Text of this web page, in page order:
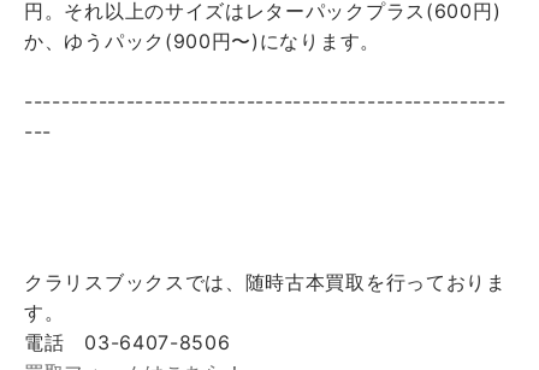
円。それ以上のサイズはレターパックプラス(600円)
か、ゆうパック(900円〜)になります。
----------------------------------------------------
---
クラリスブックスでは、随時古本買取を行っておりま
す。
電話 03-6407-8506